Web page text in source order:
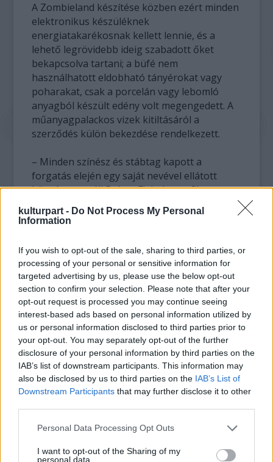
kulturpart - Do Not Process My Personal
Information
If you wish to opt-out of the sale, sharing to third parties, or
processing of your personal or sensitive information for
targeted advertising by us, please use the below opt-out
section to confirm your selection. Please note that after your
opt-out request is processed you may continue seeing
interest-based ads based on personal information utilized by
us or personal information disclosed to third parties prior to
your opt-out. You may separately opt-out of the further
disclosure of your personal information by third parties on the
IAB’s list of downstream participants. This information may
also be disclosed by us to third parties on the IAB’s List of
Downstream Participants that may further disclose it to other
Please note that this website/app uses one or more Google
not limited to your visit or usage behaviour. You may click to
Personal Data Processing Opt Outs
I want to opt-out of the Sharing of my
personal data.
A Zombieland készítése közben ezért minden
elektronikus készüléknek
energiatakarékosnak kellett lennie, és a
lehető legrövidebb ideig szabadott őket
bekapcsolva tartani; a büfé nem
használhatott eldobható tányérokat vagy
poharakat, csak a porcelán vagy lebomló
anyagból készült edény volt megengedett. A
műanyagpalackos vizek kitiltásáról a
szerződés külön bekezdése rendelkezett.
– Minden színész és stábtag kapott a
forgatás elején egy saját nevével ellátott
bögrét – meséli Ruben Fleischer, a film
rendezője. – Azzal odamehetett a kihelyezett
nagy hűtőpalackokhoz. Woody azt mondta,
minket. Nagyon komolyan veszi az elveit, de
magát sem kíméli: csak nyers vegán ételeken
él.
Volt egy saját szakácsa, de annyian akarták
megkóstolni, mit eszik, hogy végül ez a
szakács főzött nekem is, meg az egész
stábnak. Mindannyian rászoktunk a vegán
menüre – még az is lehet, hogy munka
közben egészségesebbek lettünk.